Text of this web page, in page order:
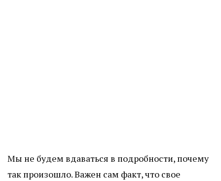
Мы не будем вдаваться в подробности, почему
так произошло. Важен сам факт, что свое